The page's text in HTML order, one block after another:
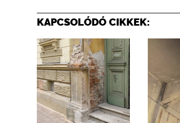
KAPCSOLÓDÓ CIKKEK: